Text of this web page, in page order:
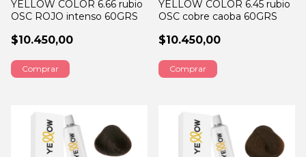
YELLOW COLOR 6.66 rubio
OSC ROJO intenso 60GRS
$10.450,00
YELLOW COLOR 6.45 rubio
OSC cobre caoba 60GRS
$10.450,00